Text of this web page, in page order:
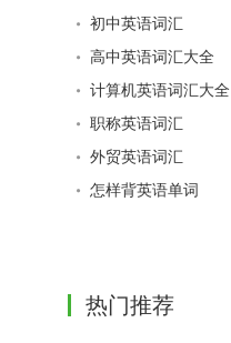
初中英语词汇
高中英语词汇大全
计算机英语词汇大全
职称英语词汇
外贸英语词汇
怎样背英语单词
热门推荐